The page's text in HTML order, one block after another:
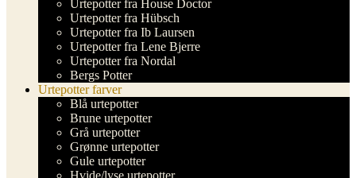
Urtepotter fra House Doctor
Urtepotter fra Hübsch
Urtepotter fra Ib Laursen
Urtepotter fra Lene Bjerre
Urtepotter fra Nordal
Bergs Potter
Urtepotter farver
Blå urtepotter
Brune urtepotter
Grå urtepotter
Grønne urtepotter
Gule urtepotter
Hvide/lyse urtepotter